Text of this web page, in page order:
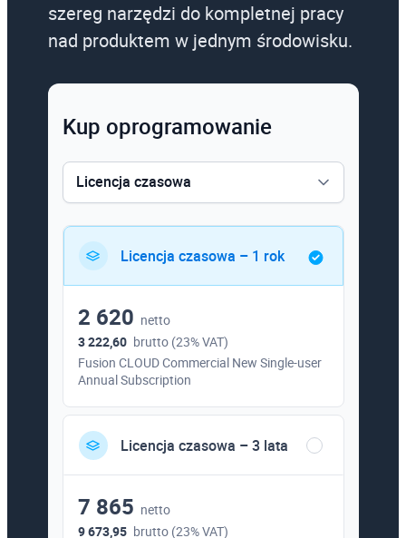
szereg narzędzi do kompletnej pracy
nad produktem w jednym środowisku.
Kup oprogramowanie
Licencja czasowa
Licencja czasowa – 1 rok
2 620 netto
3 222,60 brutto (23% VAT)
Fusion CLOUD Commercial New Single-user
Annual Subscription
Licencja czasowa – 3 lata
7 865 netto
9 673,95 brutto (23% VAT)
Licencja czasowa